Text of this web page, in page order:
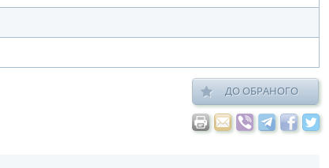
ДО ОБРАНОГО